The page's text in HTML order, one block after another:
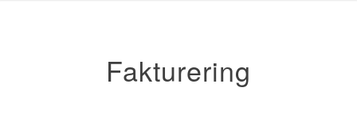
Fakturering